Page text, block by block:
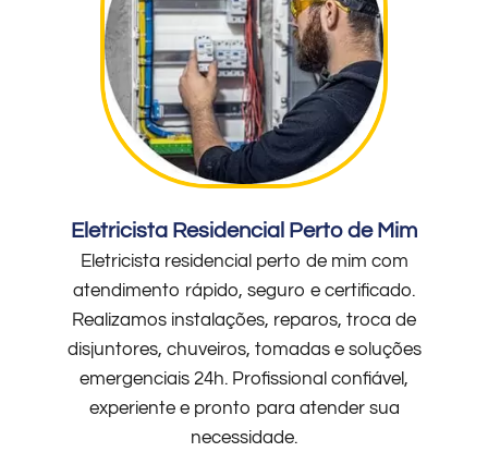
Eletricista Residencial Perto de Mim
Eletricista residencial perto de mim com
atendimento rápido, seguro e certificado.
Realizamos instalações, reparos, troca de
disjuntores, chuveiros, tomadas e soluções
emergenciais 24h. Profissional confiável,
experiente e pronto para atender sua
necessidade.